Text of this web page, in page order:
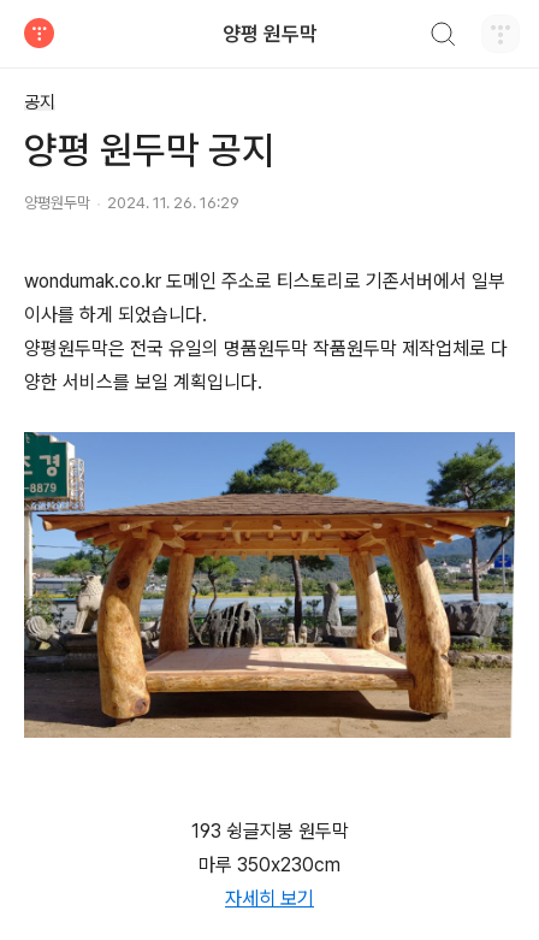
양평 원두막
공지
양평 원두막 공지
양평원두막 2024. 11. 26. 16:29
wondumak.co.kr 도메인 주소로 티스토리로 기존서버에서 일부
이사를 하게 되었습니다.
양평원두막은 전국 유일의 명품원두막 작품원두막 제작업체로 다
양한 서비스를 보일 계획입니다.
193 슁글지붕 원두막
마루 350x230cm
자세히 보기